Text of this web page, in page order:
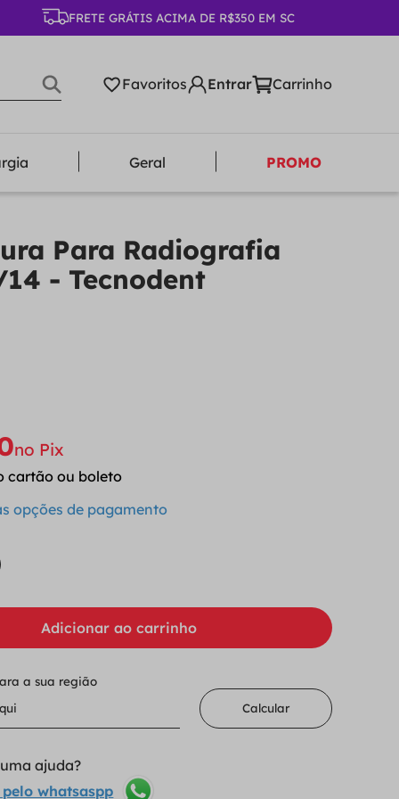
FRETE GRÁTIS ACIMA DE R$350 EM SC
Favoritos
Geral PROMO
Para Radiografia
- Tecnodent
no Pix
cartão ou boleto
opções de pagamento
Adicionar ao carrinho
a sua região
Calcular
ajuda?
whatsaspp